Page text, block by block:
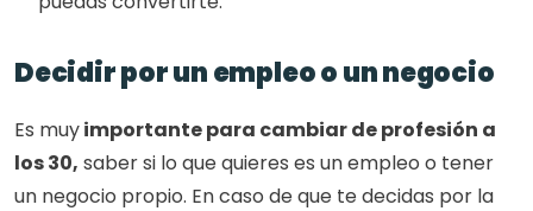
Decidir por un empleo o un negocio
Es muy importante para cambiar de profesión a
los 30, saber si lo que quieres es un empleo o tener
un negocio propio. En caso de que te decidas por la